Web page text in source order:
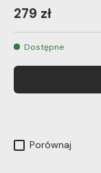
279 zł
Dostępne
Porównaj